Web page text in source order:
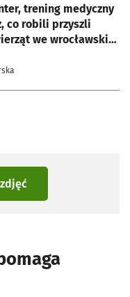
trening medyczny
co robili przyszli
we wrocławskim